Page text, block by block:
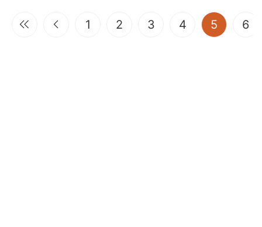
1 2 3 4 5 6